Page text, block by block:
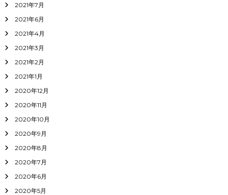
2021年7月
2021年6月
2021年4月
2021年3月
2021年2月
2021年1月
2020年12月
2020年11月
2020年10月
2020年9月
2020年8月
2020年7月
2020年6月
2020年5月